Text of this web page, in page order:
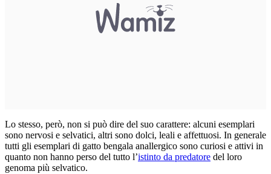
Lo stesso, però, non si può dire del suo carattere: alcuni esemplari
sono nervosi e selvatici, altri sono dolci, leali e affettuosi. In generale
tutti gli esemplari di gatto bengala anallergico sono curiosi e attivi in
quanto non hanno perso del tutto l’istinto da predatore del loro
genoma più selvatico.